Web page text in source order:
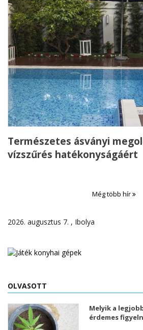
Természetes ásványi
vízszűrés hatékonyságáért
Még több hír
2026. augusztus 7. , Ibolya
OLVASOTT
Melyik a
érdemes